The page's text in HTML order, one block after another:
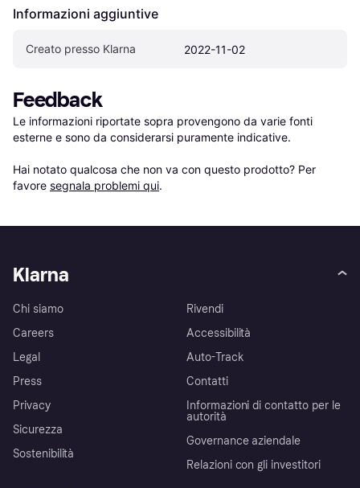
Informazioni aggiuntive
Creato presso Klarna 2022-11-02
Feedback
Le informazioni riportate sopra provengono da varie fonti
esterne e sono da considerarsi puramente indicative.
Hai notato qualcosa che non va con questo prodotto? Per
favore segnala problemi qui.
Klarna
Chi siamo
Careers
Legal
Press
Privacy
Sicurezza
Sostenibilità
Rivendi
Accessibilità
Auto-Track
Contatti
Informazioni di contatto per le
autorità
Governance aziendale
Relazioni con gli investitori